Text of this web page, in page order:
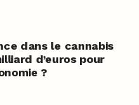
dans le cannabis
d’euros pour
?